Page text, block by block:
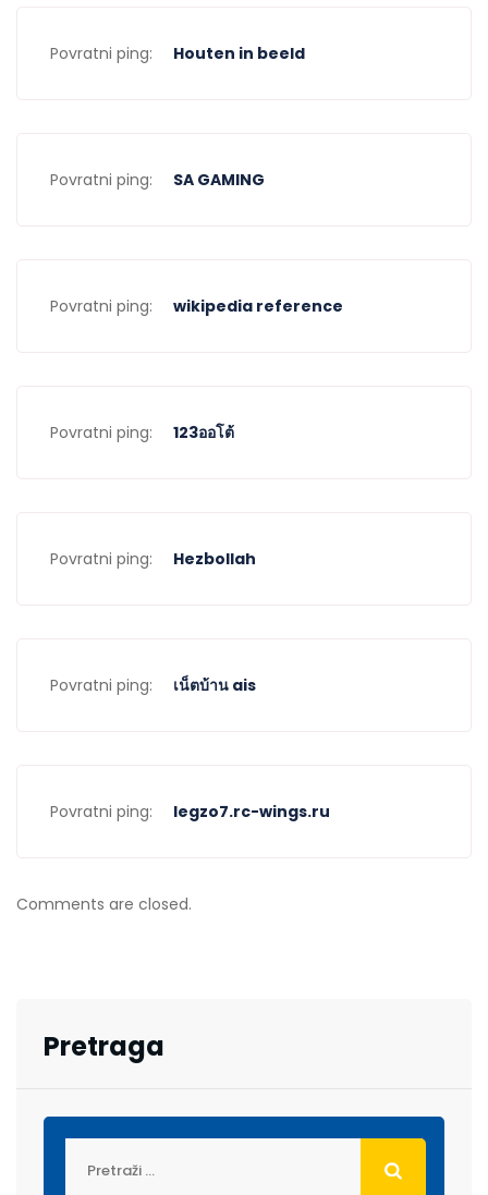
Povratni ping: Houten in beeld
Povratni ping: SA GAMING
Povratni ping: wikipedia reference
Povratni ping: 123ออโต้
Povratni ping: Hezbollah
Povratni ping: เน็ตบ้าน ais
Povratni ping: legzo7.rc-wings.ru
Comments are closed.
Pretraga